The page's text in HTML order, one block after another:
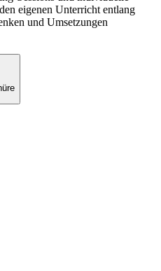
eigenen Unterricht entlang
und Umsetzungen